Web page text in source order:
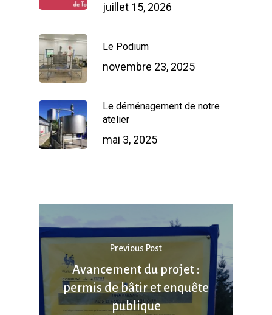
juillet 15, 2026
Le Podium
novembre 23, 2025
Le déménagement de notre
atelier
mai 3, 2025
Previous Post
Avancement du projet :
permis de bâtir et enquête
publique